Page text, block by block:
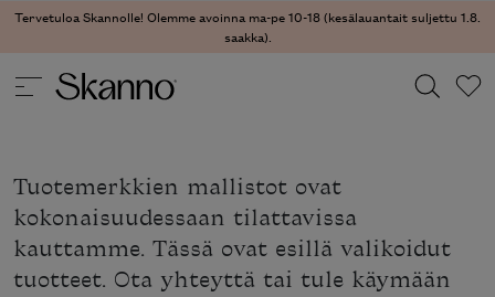
Tervetuloa Skannolle! Olemme avoinna ma-pe 10-18 (kesälauantait suljettu 1.8.
saakka).
Type 2 or more characters for results.
Tuotemerkkien mallistot ovat
kokonaisuudessaan tilattavissa
kauttamme. Tässä ovat esillä valikoidut
tuotteet. Ota yhteyttä tai tule käymään